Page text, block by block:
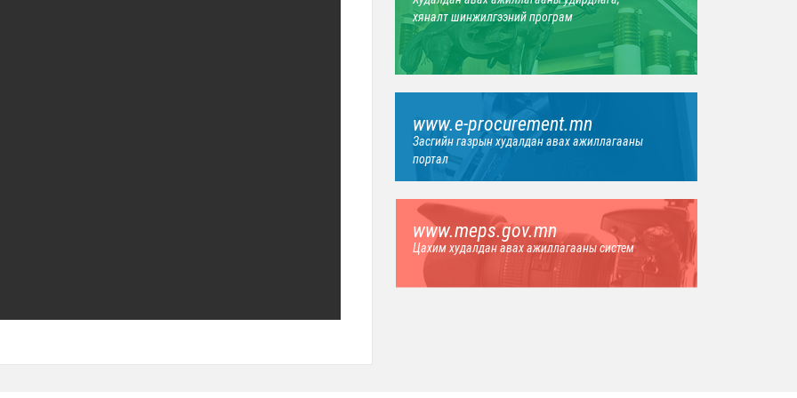
хяналт шинжилгээний програм
www.e-procurement.mn
Засгийн газрын худалдан авах ажиллагааны
портал
www.meps.gov.mn
Цахим худалдан авах ажиллагааны систем